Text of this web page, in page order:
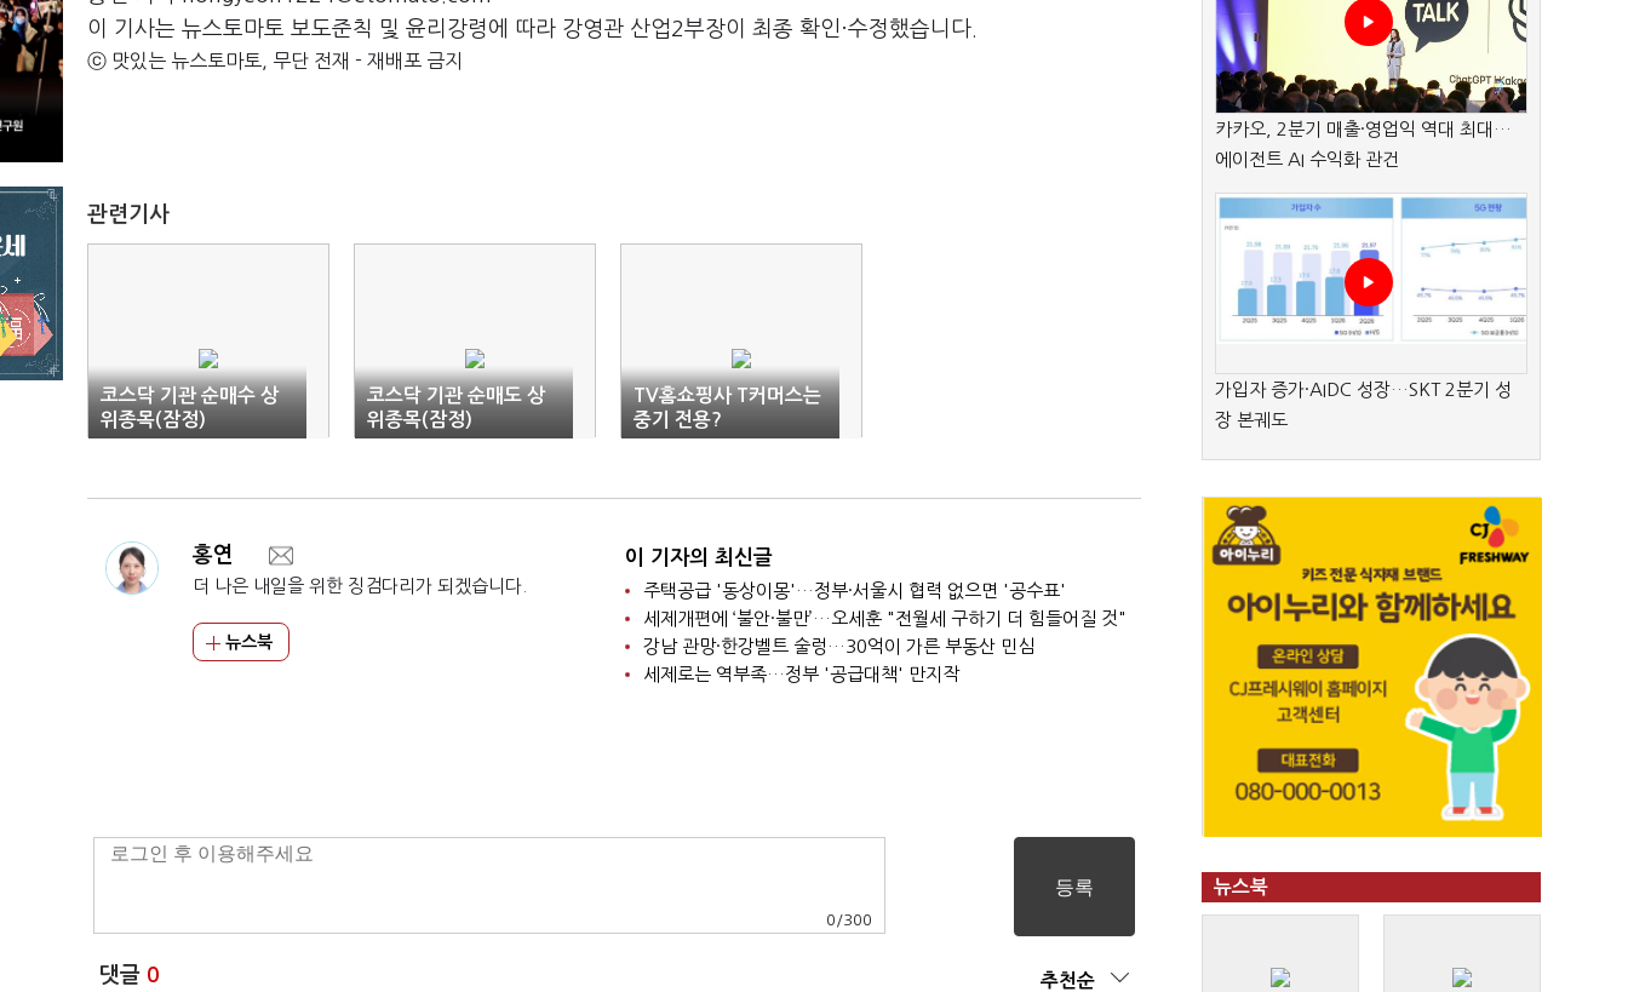
이 기사는 뉴스토마토 보도준칙 및 윤리강령에 따라 강영관 산업2부장이 최종 확인·수정했습니다.
ⓒ 맛있는 뉴스토마토, 무단 전재 - 재배포 금지
관련기사
코스닥 기관 순매수 상
위종목(잠정)
코스닥 기관 순매도 상
위종목(잠정)
TV홈쇼핑사 T커머스는
중기 전용?
홍연
더 나은 내일을 위한 징검다리가 되겠습니다.
뉴스북
이 기자의 최신글
주택공급 '동상이몽'…정부·서울시 협력 없으면 '공수표'
세제개편에 ‘불안·불만’…오세훈 "전월세 구하기 더 힘들어질 것"
강남 관망·한강벨트 술렁…30억이 가른 부동산 민심
세제로는 역부족…정부 '공급대책' 만지작
0 /300
댓글 0 추천순
카카오, 2분기 매출·영업익 역대 최대…
에이전트 AI 수익화 관건
가입자 증가·AIDC 성장…SKT 2분기 성
장 본궤도
뉴스북